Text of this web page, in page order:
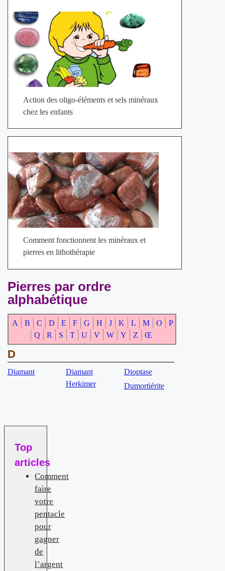
Action des oligo-éléments et sels minéraux
chez les enfants
Comment fonctionnent les minéraux et
pierres en lithothérapie
Pierres par ordre
alphabétique
A B C D E F G H J K L M O
P
Q
R S T U V W Y Z Œ
D
Diamant
Diamant
Herkimer
Dioptase
Dumortiérite
Top
articles
Comment
faire
votre
pentacle
pour
gagner
de
l’argent